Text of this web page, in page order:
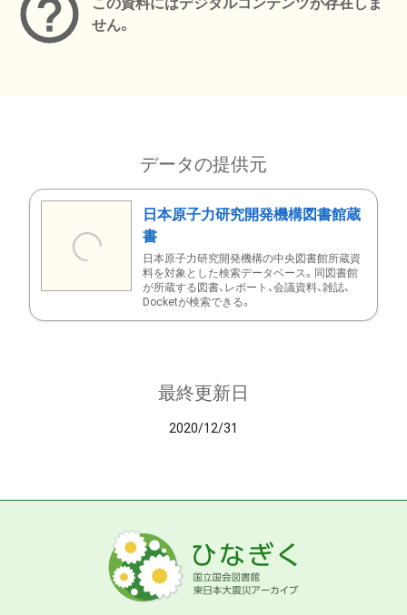
せん。
データの提供元
日本原子力研究開発機構図書館蔵
書
日本原子力研究開発機構の中央図書館所蔵資
料を対象とした検索データベース。同図書館
が所蔵する図書、レポート、会議資料、雑誌、
Docketが検索できる。
最終更新日
2020/12/31